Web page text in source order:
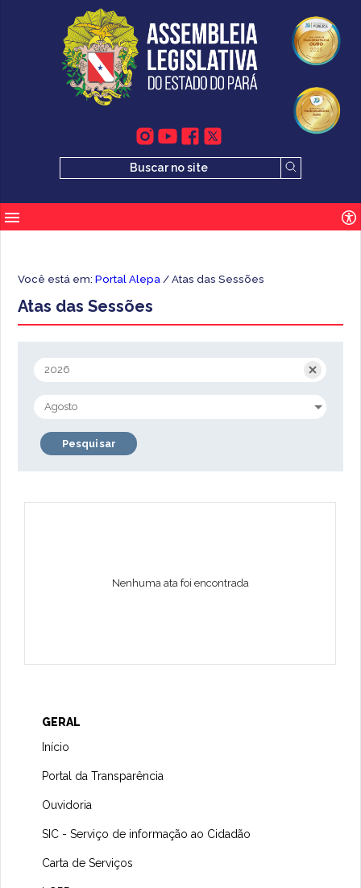
Você está em:Portal Alepa / Atas das Sessões
Atas das Sessões
Pesquisar
Nenhuma ata foi encontrada
GERAL
Início
Portal da Transparência
Ouvidoria
SIC - Serviço de informação ao Cidadão
Carta de Serviços